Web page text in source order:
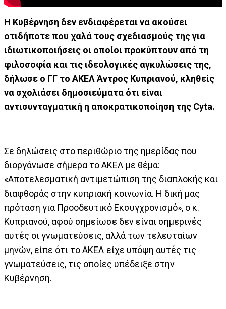
Η Κυβέρνηση δεν ενδιαφέρεται να ακούσει
οτιδήποτε που χαλά τους σχεδιασμούς της για
ιδιωτικοποιήσεις οι οποίοι προκύπτουν από τη
φιλοσοφία και τις ιδεολογικές αγκυλώσεις της,
δήλωσε ο ΓΓ το ΑΚΕΛ Άντρος Κυπριανού, κληθείς
να σχολιάσει δημοσιεύματα ότι είναι
αντισυνταγματική η αποκρατικοποίηση της Cyta.
Σε δηλώσεις στο περιθώριο της ημερίδας που
διοργάνωσε σήμερα το ΑΚΕΛ με θέμα:
«Αποτελεσματική αντιμετώπιση της διαπλοκής και
διαφθοράς στην κυπριακή κοινωνία. Η δική μας
πρόταση για Προοδευτικό Εκσυγχρονισμό», ο κ.
Κυπριανού, αφού σημείωσε δεν είναι σημερινές
αυτές οι γνωματεύσεις, αλλά των τελευταίων
μηνών, είπε ότι το ΑΚΕΛ είχε υπόψη αυτές τις
γνωματεύσεις, τις οποίες υπέδειξε στην
Κυβέρνηση.